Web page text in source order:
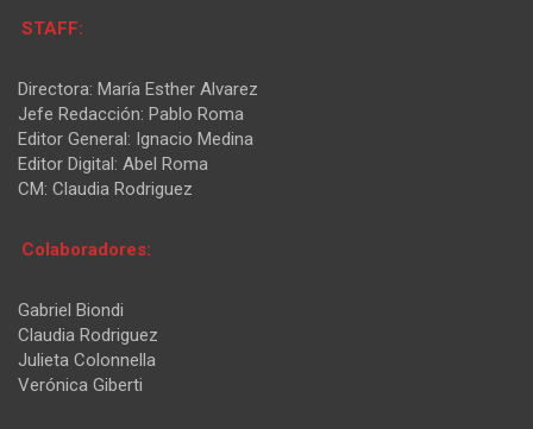
STAFF:
Directora: María Esther Alvarez
Jefe Redacción: Pablo Roma
Editor General: Ignacio Medina
Editor Digital: Abel Roma
CM: Claudia Rodriguez
Colaboradores:
Gabriel Biondi
Claudia Rodriguez
Julieta Colonnella
Verónica Giberti